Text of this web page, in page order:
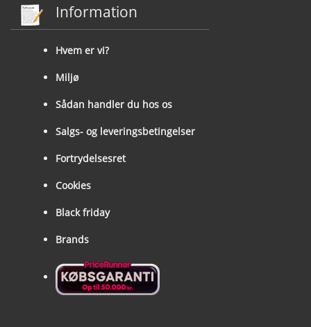
Information
Hvem er vi?
Miljø
Sådan handler du hos os
Salgs- og leveringsbetingelser
Fortrydelsesret
Cookies
Black friday
Brands